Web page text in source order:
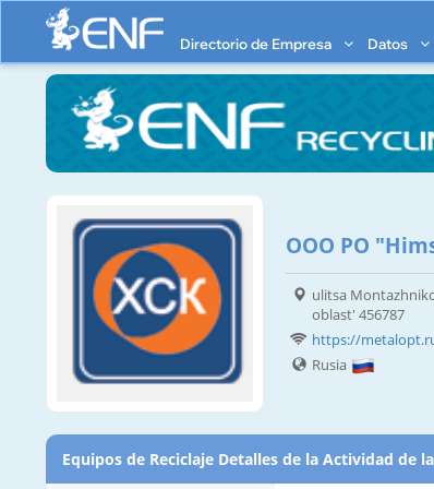
Directorio de Empresa Datos
OOO PO
ulitsa
oblast' 456787
https://
Rusia
Equipos de Reciclaje Detalles de la Actividad de